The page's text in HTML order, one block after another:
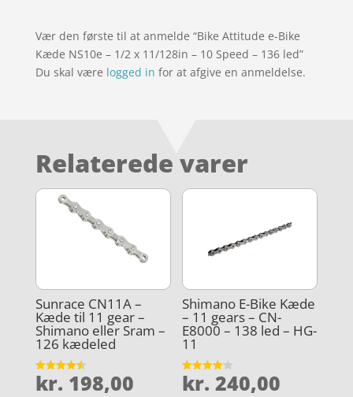
Vær den første til at anmelde “Bike Attitude e-Bike
Kæde NS10e – 1/2 x 11/128in – 10 Speed – 136 led”
Du skal være logged in for at afgive en anmeldelse.
Relaterede varer
Sunrace CN11A –
Kæde til 11 gear –
Shimano eller Sram –
126 kædeled
Vurderet
4.5
kr. 198,00
Shimano E-Bike Kæde
– 11 gears – CN-
E8000 – 138 led – HG-
11
Vurderet
4.1
kr. 240,00